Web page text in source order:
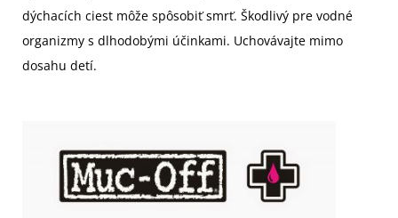
dýchacích ciest môže spôsobiť smrť. Škodlivý pre vodné
organizmy s dlhodobými účinkami. Uchovávajte mimo
dosahu detí.